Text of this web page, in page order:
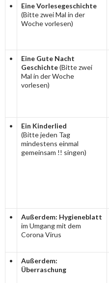
•
Eine Vorlesegeschichte
(Bitte zwei Mal in der
Woche vorlesen)
•
Eine Gute Nacht
Geschichte(Bitte zwei
Mal in der Woche
vorlesen)
•
Ein Kinderlied
(Bitte jeden Tag
mindestens einmal
gemeinsam !! singen)
•
Außerdem: Hygieneblatt
im Umgang mit dem
Corona Virus
•
Außerdem:
Überraschung